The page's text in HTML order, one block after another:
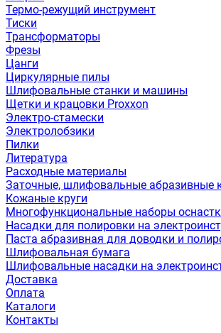
Термо-режущий инструмент
Тиски
Трансформаторы
Фрезы
Цанги
Циркулярные пилы
Шлифовальные станки и машины
Щетки и крацовки Proxxon
Электро-стамески
Электролобзики
Пилки
Литература
Расходные материалы
Заточные, шлифовальные абразивные
Кожаные круги
Многофункциональные наборы
Насадки для полировки на
Паста абразивная для доводки и
Шлифовальная бумага
Шлифовальные насадки на
Доставка
Оплата
Каталоги
Контакты